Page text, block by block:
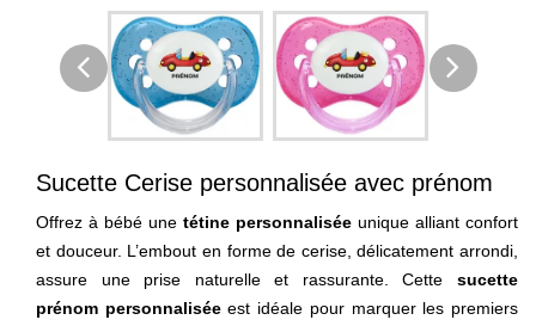
Sucette Cerise personnalisée avec prénom
Offrez à bébé une tétine personnalisée unique alliant confort
et douceur. L’embout en forme de cerise, délicatement arrondi,
assure une prise naturelle et rassurante. Cette sucette
prénom personnaliséeest idéale pour marquer les premiers